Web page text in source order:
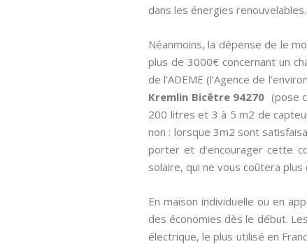
dans les énergies
Néanmoins, la dépense de le
plus de 3000€ concernant un
de l’ADEME (l’Agence de
Kremlin Bicêtre 94270 (pose
200 litres et 3 à 5 m2 de
non : lorsque 3m2 sont
porter et d’encourager cette
solaire, qui ne vous coûtera plus
En maison individuelle ou en
des économies dès le début.
électrique, le plus utilisé en